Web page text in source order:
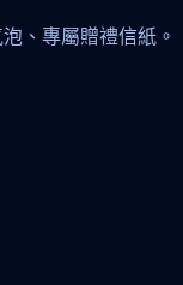
、專屬贈禮信紙。